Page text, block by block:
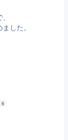
した。
6